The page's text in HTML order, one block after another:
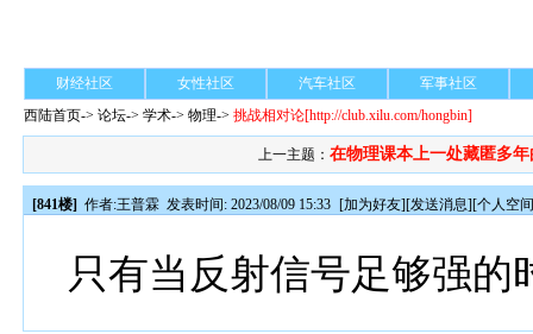
财经社区 女性社区 汽车社区
军事社区
西陆首页->论坛->学术-> 物理->挑战相对论[http://club.xilu.com/hongbin]
上一主题： 在物理课本上一处藏匿多年
[841楼] 作者:王普霖 发表时间: 2023/08/09 15:33 [加为好友][发送消息][个人空
只有当反射信号足够强